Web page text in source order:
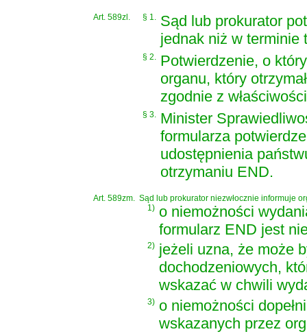
Art. 589zl. § 1. Sąd lub prokurator
jednak niż w terminie
§ 2. Potwierdzenie, o
organu, który
zgodnie z
§ 3. Minister
formularza
udostępnienia
otrzymaniu END.
Art. 589zm. Sąd lub prokurator niezwłocznie informuje
1) o niemożności
formularz END jest
2) jeżeli uzna, że może
dochodzeniowych,
wskazać w chwili
3) o niemożności
wskazanych przez